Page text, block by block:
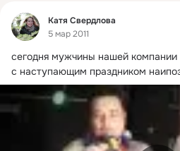
Фид
Катя Свердлова
5 мар 2011
сегодня мужчины нашей
с наступающим праздником